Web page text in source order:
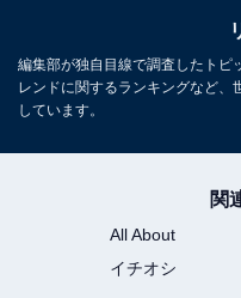
編集部が独自目線で調査したトピ
レンドに関するランキングなど、
しています。
関
All About
イチオシ